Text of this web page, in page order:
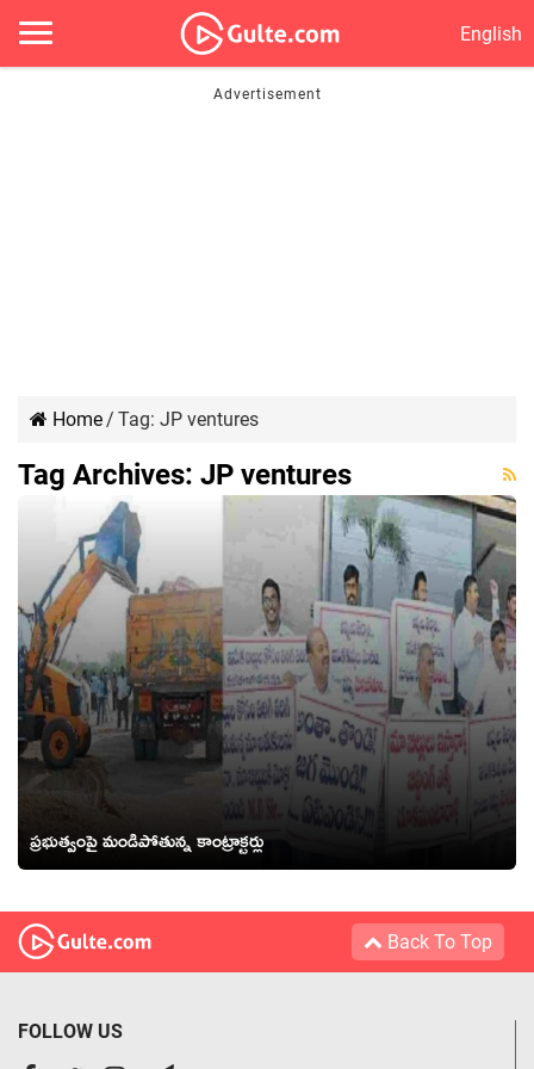
English
Home/ Tag: JP ventures
Tag Archives: JP ventures
ప్రభుత్వంపై మండిపోతున్న కాంట్రాక్టర్లు
Back To Top
FOLLOW US